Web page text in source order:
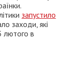
запустило
заходи, які
лютого в